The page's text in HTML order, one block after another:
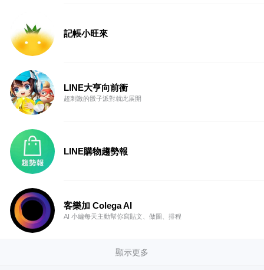
記帳小旺來
LINE大亨向前衝
超刺激的骰子派對就此展開
LINE購物趨勢報
客樂加 Colega AI
AI 小編每天主動幫你寫貼文、做圖、排程
顯示更多